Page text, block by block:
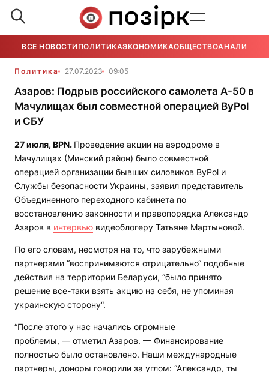
ВСЕ НОВОСТИ ПОЛИТИКАЭКОНОМИКАОБЩЕСТВОАНАЛИТИКА
Политика 27.07.2023 09:05
Азаров: Подрыв российского самолета А-50 в
Мачулищах был совместной операцией ByPol
и СБУ
27 июля, BPN. Проведение акции на аэродроме в
Мачулищах (Минский район) было совместной
операцией организации бывших силовиков ByPol и
Службы безопасности Украины, заявил представитель
Объединенного переходного кабинета по
восстановлению законности и правопорядка Александр
Азаров в интервью видеоблогеру Татьяне Мартыновой.
По его словам, несмотря на то, что зарубежными
партнерами “воспринимаются отрицательно“ подобные
действия на территории Беларуси, “было принято
решение все-таки взять акцию на себя, не упоминая
украинскую сторону“.
“После этого у нас начались огромные
проблемы, — отметил Азаров. — Финансирование
полностью было остановлено. Наши международные
партнеры, доноры говорили за углом: “Александр, ты